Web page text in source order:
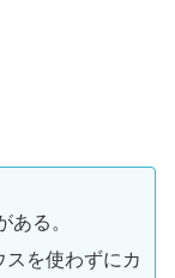
ある。
スを使わずにカ